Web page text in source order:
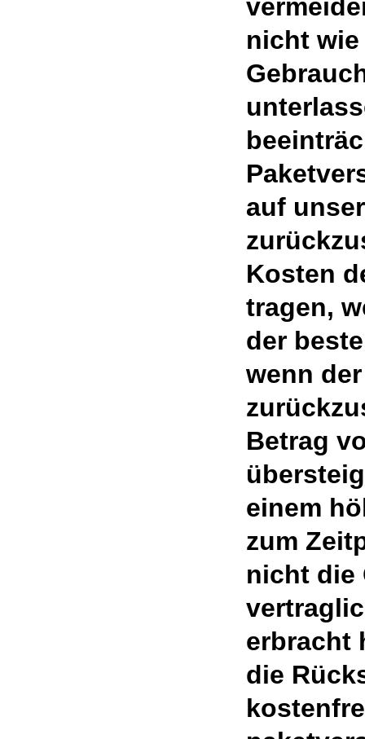
nicht
auf
Kosten
tragen,
der
wenn
Betrag
einem
zum
nicht die
erbracht
die